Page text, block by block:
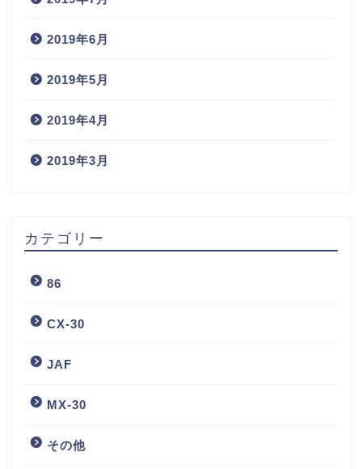
2019年6月
2019年5月
2019年4月
2019年3月
カテゴリー
86
CX-30
JAF
MX-30
その他